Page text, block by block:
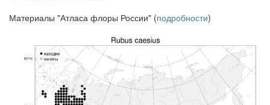
Материалы "Атласа флоры России" (подробности)